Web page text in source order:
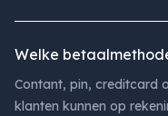
Welke
Contant, pin, creditcard
klanten kunnen op